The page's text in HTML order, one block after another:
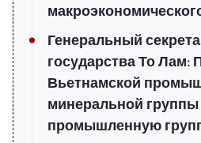
Генеральный
государства То Лам:
Вьетнамской
минеральной
промышленную